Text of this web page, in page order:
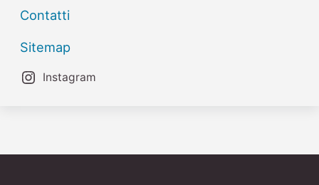
Contatti
Sitemap
Instagram